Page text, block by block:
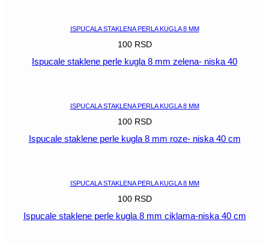
ISPUCALA STAKLENA PERLA KUGLA 8 MM
100 RSD
Ispucale staklene perle kugla 8 mm zelena- niska 40
ISPUCALA STAKLENA PERLA KUGLA 8 MM
100 RSD
Ispucale staklene perle kugla 8 mm roze- niska 40 cm
ISPUCALA STAKLENA PERLA KUGLA 8 MM
100 RSD
Ispucale staklene perle kugla 8 mm ciklama-niska 40 cm